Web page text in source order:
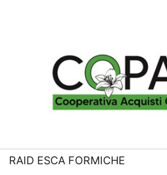
RAID ESCA FORMICHE